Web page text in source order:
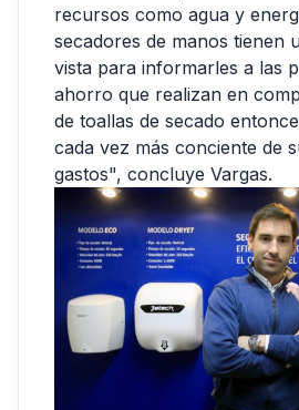
recursos como agua y
secadores de manos tienen
vista para informarles a las
ahorro que realizan en
de toallas de secado
cada vez más conciente de
gastos", concluye Vargas.